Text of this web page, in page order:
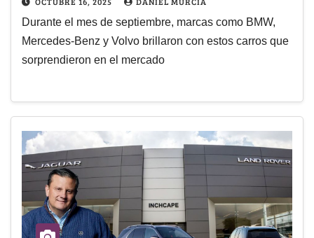
Durante el mes de septiembre, marcas como BMW,
Mercedes-Benz y Volvo brillaron con estos carros que
sorprendieron en el mercado